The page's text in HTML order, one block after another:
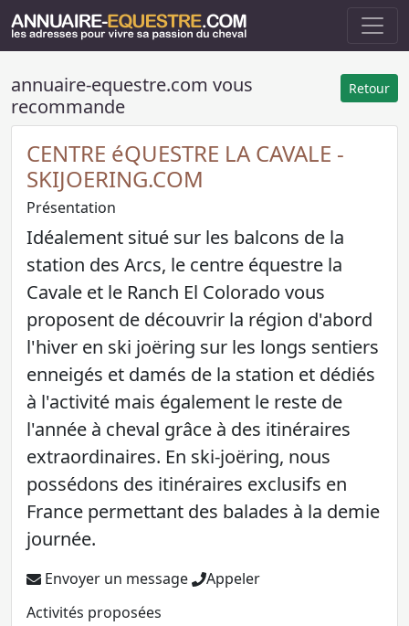
Retour
annuaire-equestre.com vous
recommande
CENTRE éQUESTRE LA CAVALE -
SKIJOERING.COM
Présentation
Idéalement situé sur les balcons de la
station des Arcs, le centre équestre la
Cavale et le Ranch El Colorado vous
proposent de découvrir la région d'abord
l'hiver en ski joëring sur les longs sentiers
enneigés et damés de la station et dédiés
à l'activité mais également le reste de
l'année à cheval grâce à des itinéraires
extraordinaires. En ski-joëring, nous
possédons des itinéraires exclusifs en
France permettant des balades à la demie
journée.
Envoyer un message
Appeler
Activités proposées